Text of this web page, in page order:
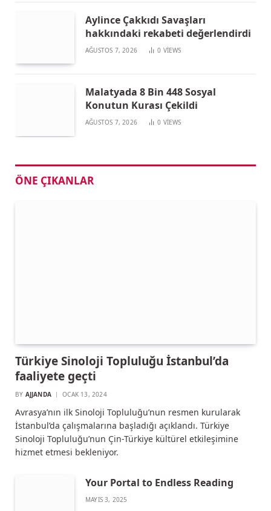
Aylince Çakkıdı Savaşları
hakkındaki rekabeti değerlendirdi
AĞUSTOS 7, 2026 0 VIEWS
Malatyada 8 Bin 448 Sosyal
Konutun Kurası Çekildi
AĞUSTOS 7, 2026 0 VIEWS
ÖNE ÇIKANLAR
Türkiye Sinoloji Topluluğu İstanbul’da
faaliyete geçti
BY AJJANDA OCAK 13, 2024
Avrasya’nın ilk Sinoloji Topluluğu’nun resmen kurularak
İstanbul’da çalışmalarına başladığı açıklandı. Türkiye
Sinoloji Topluluğu’nun Çin-Türkiye kültürel etkileşimine
hizmet etmesi bekleniyor.
Your Portal to Endless Reading
MAYIS 3, 2025